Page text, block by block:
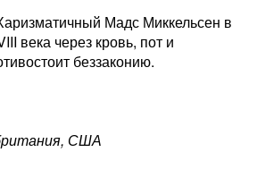
Мадс Миккельсен в
века через кровь, пот и
беззаконию.
США